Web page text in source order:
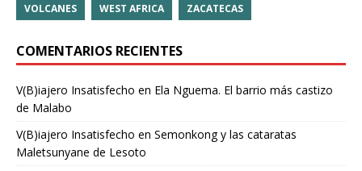
VOLCANES WEST AFRICA ZACATECAS
COMENTARIOS RECIENTES
V(B)iajero Insatisfecho en Ela Nguema. El barrio más castizo
de Malabo
V(B)iajero Insatisfecho en Semonkong y las cataratas
Maletsunyane de Lesoto